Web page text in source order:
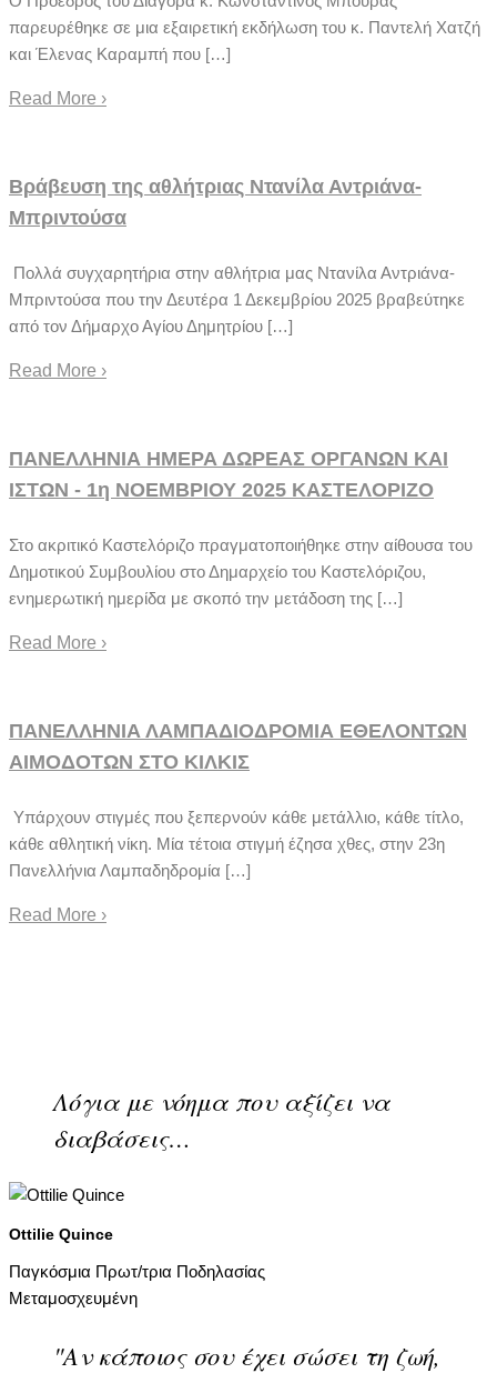
παρευρέθηκε σε μια εξαιρετική εκδήλωση του κ. Παντελή Χατζή
και Έλενας Καραμπή που […]
Read More ›
Βράβευση της αθλήτριας Ντανίλα Αντριάνα-
Μπριντούσα
Πολλά συγχαρητήρια στην αθλήτρια μας Ντανίλα Αντριάνα-
Μπριντούσα που την Δευτέρα 1 Δεκεμβρίου 2025 βραβεύτηκε
από τον Δήμαρχο Αγίου Δημητρίου […]
Read More ›
ΠΑΝΕΛΛΗΝΙΑ ΗΜΕΡΑ ΔΩΡΕΑΣ ΟΡΓΑΝΩΝ ΚΑΙ
ΙΣΤΩΝ - 1η ΝΟΕΜΒΡΙΟΥ 2025 ΚΑΣΤΕΛΟΡΙΖΟ
Στο ακριτικό Καστελόριζο πραγματοποιήθηκε στην αίθουσα του
Δημοτικού Συμβουλίου στο Δημαρχείο του Καστελόριζου,
ενημερωτική ημερίδα με σκοπό την μετάδοση της […]
Read More ›
ΠΑΝΕΛΛΗΝΙΑ ΛΑΜΠΑΔΙΟΔΡΟΜΙΑ ΕΘΕΛΟΝΤΩΝ
ΑΙΜΟΔΟΤΩΝ ΣΤΟ ΚΙΛΚΙΣ
Υπάρχουν στιγμές που ξεπερνούν κάθε μετάλλιο, κάθε τίτλο,
κάθε αθλητική νίκη. Μία τέτοια στιγμή έζησα χθες, στην 23η
Πανελλήνια Λαμπαδηδρομία […]
Read More ›
Λόγια με νόημα που αξίζει να
διαβάσεις…
Ottilie Quince
Παγκόσμια Πρωτ/τρια Ποδηλασίας
Μεταμοσχευμένη
"Αν κάποιος σου έχει σώσει τη ζωή,